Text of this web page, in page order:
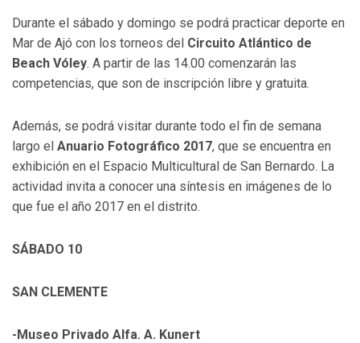
Durante el sábado y domingo se podrá practicar deporte en
Mar de Ajó con los torneos del Circuito Atlántico de
Beach Vóley. A partir de las 14.00 comenzarán las
competencias, que son de inscripción libre y gratuita.
Además, se podrá visitar durante todo el fin de semana
largo el Anuario Fotográfico 2017, que se encuentra en
exhibición en el Espacio Multicultural de San Bernardo. La
actividad invita a conocer una síntesis en imágenes de lo
que fue el año 2017 en el distrito.
SÁBADO 10
SAN CLEMENTE
-Museo Privado Alfa. A. Kunert